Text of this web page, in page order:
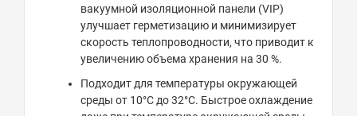
вакуумной изоляционной панели (VIP)
улучшает герметизацию и минимизирует
скорость теплопроводности, что приводит к
увеличению объема хранения на 30 %.
Подходит для температуры окружающей
среды от 10°C до 32°C. Быстрое охлаждение